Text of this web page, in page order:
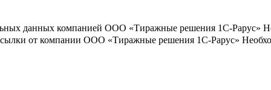
данных компанией ООО «Тиражные решения 1С-Рарус»
от компании ООО «Тиражные решения 1С-Рарус»